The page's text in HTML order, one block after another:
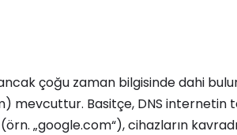
çoğu zaman bilgisinde dahi
mevcuttur. Basitçe, DNS internetin
„google.com“), cihazların